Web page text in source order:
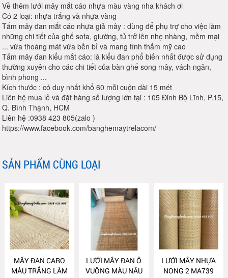
Về thêm lưới mây mắt cáo nhựa màu vàng nha khách ơi
Có 2 loại: nhựa trắng và nhựa vàng
Tấm mây đan mắt cáo nhựa giả mây : dùng để phụ trợ cho việc làm
những chi tiết của ghế sofa, giường, tủ trở lên nhẹ nhàng, mềm mại
... vừa thoáng mát vừa bền bỉ và mang tính thấm mỹ cao
Tấm mây đan kiểu mắt cáo: là kiểu đan phổ biến nhất được sử dụng
thường xuyên cho các chi tiết của bàn ghế song mây, vách ngăn,
bình phong ...
Kích thước : có duy nhất khổ 60 mỗi cuộn dài 15 mét
Liên hệ mua lẻ và đặt hàng số lượng lớn tại : 105 Đinh Bộ Lĩnh, P.15,
Q. Bình Thạnh, HCM
Liên hệ :0938 423 805(zalo )
https://www.facebook.com/banghemaytrelacom/
SẢN PHẨM CÙNG LOẠI
MÂY ĐAN CARO
MÀU TRẮNG LÀM
LƯỚI MÂY ĐAN Ô
VUÔNG MÀU NÂU
LƯỚI MÂY NHỰA
NONG 2 MA739